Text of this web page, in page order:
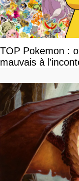
TOP Pokemon :
mauvais à